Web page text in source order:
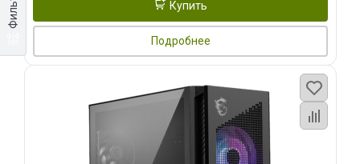
Фильтр Купить
Подробнее